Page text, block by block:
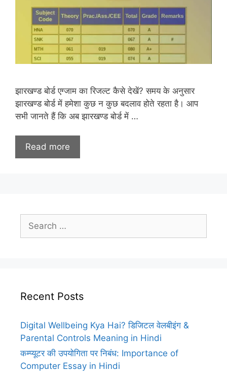
झारखण्ड बोर्ड एग्जाम का रिजल्ट कैसे देखें? समय के अनुसार
झारखण्ड बोर्ड में हमेशा कुछ न कुछ बदलाव होते रहता है। आप
सभी जानते हैं कि अब झारखण्ड बोर्ड में …
Read more
Search
for:
Recent Posts
Digital Wellbeing Kya Hai? डिजिटल वेलबीइंग &
Parental Controls Meaning in Hindi
कम्प्यूटर की उपयोगिता पर निबंध: Importance of
Computer Essay in Hindi